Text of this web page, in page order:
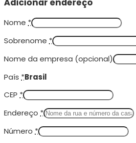
Adicionar endereço
Nome *
Sobrenome *
Nome da empresa (opcional)
País *Brasil
CEP *
Endereço *
Número *